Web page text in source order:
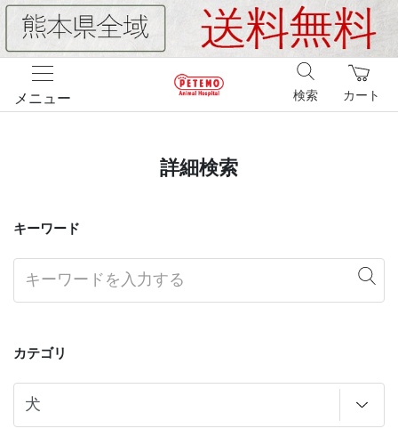
メニュー カート
検索
詳細検索
キーワード
カテゴリ